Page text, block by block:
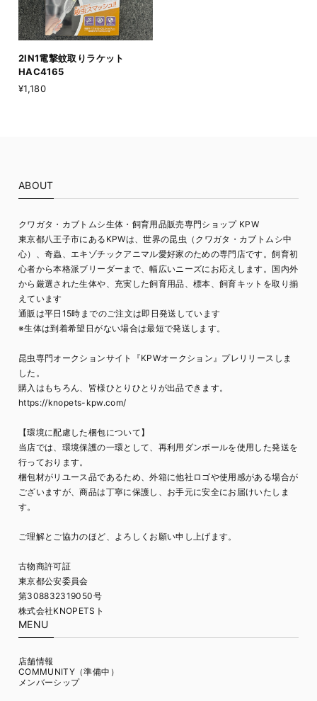
2IN1電撃蚊取りラケット
HAC4165
¥1,180
ABOUT
クワガタ・カブトムシ生体・飼育用品販売専門ショップ KPW
東京都八王子市にあるKPWは、世界の昆虫（クワガタ・カブトムシ中
心）、奇蟲、エキゾチックアニマル愛好家のための専門店です。飼育初
心者から本格派ブリーダーまで、幅広いニーズにお応えします。国内外
から厳選された生体や、充実した飼育用品、標本、飼育キットを取り揃
えています
通販は平日15時までのご注文は即日発送しています
※生体は到着希望日がない場合は最短で発送します。
昆虫専門オークションサイト『KPWオークション』プレリリースしま
した。
購入はもちろん、皆様ひとりひとりが出品できます。
https://knopets-kpw.com/
【環境に配慮した梱包について】
当店では、環境保護の一環として、再利用ダンボールを使用した発送を
行っております。
梱包材がリユース品であるため、外箱に他社ロゴや使用感がある場合が
ございますが、商品は丁寧に保護し、お手元に安全にお届けいたしま
す。
ご理解とご協力のほど、よろしくお願い申し上げます。
古物商許可証
東京都公安委員会
第308832319050号
株式会社KNOPETSト
MENU
店舗情報
COMMUNITY（準備中）
メンバーシップ